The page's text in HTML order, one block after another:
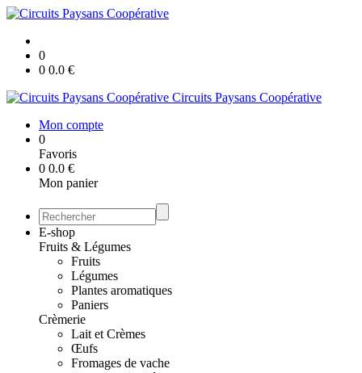
0
0 0.0 €
Circuits Paysans Coopérative
Mon compte
0
Favoris
0 0.0 €
Mon panier
E-shop
Fruits & Légumes
Fruits
Légumes
Plantes aromatiques
Paniers
Crèmerie
Lait et Crèmes
Œufs
Fromages de vache